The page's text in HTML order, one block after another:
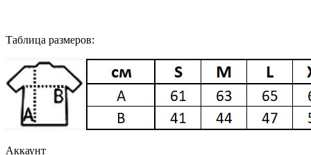
Таблица размеров:
Аккаунт